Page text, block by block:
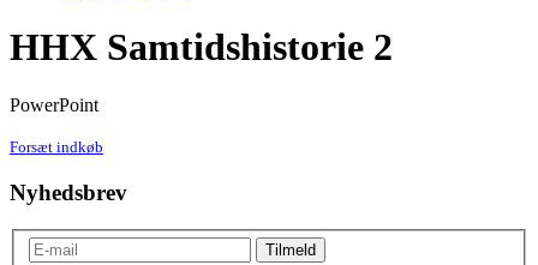
HHX Samtidshistorie 2
PowerPoint
Forsæt indkøb
Nyhedsbrev